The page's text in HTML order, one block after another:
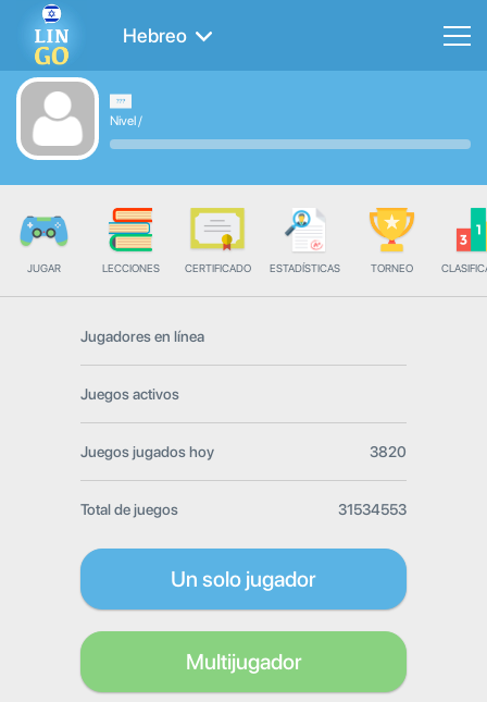
Hebreo
Nivel/
JUGAR LECCIONES CERTIFICADO ESTADÍSTICAS TORNEO
Jugadores en línea
Juegos activos
Juegos jugados hoy 3820
Total de juegos 31534553
Un solo jugador
Multijugador